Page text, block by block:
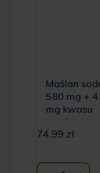
Maślan
580 mg +
mg kwasu
masłowego
Biowen 100
74.99 zł